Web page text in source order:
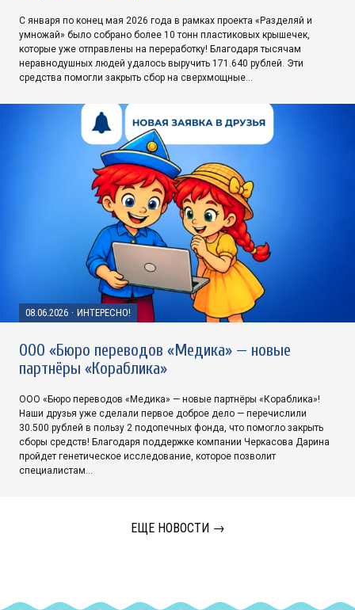
С января по конец мая 2026 года в рамках проекта «Разделяй и
умножай» было собрано более 10 тонн пластиковых крышечек,
которые уже отправлены на переработку! Благодаря тысячам
неравнодушных людей удалось выручить 171.640 рублей. Эти
средства помогли закрыть сбор на сверхмощные…
08.06.2026 · ИНТЕРЕСНО!
ООО «Бюро переводов «Медика» — новые
партнёры «Кораблика»
ООО «Бюро переводов «Медика» — новые партнёры «Кораблика»!
Наши друзья уже сделали первое доброе дело — перечислили
30.500 рублей в пользу 2 подопечных фонда, что помогло закрыть
сборы средств! Благодаря поддержке компании Черкасова Дарина
пройдет генетическое исследование, которое позволит
специалистам…
ЕЩЕ НОВОСТИ →